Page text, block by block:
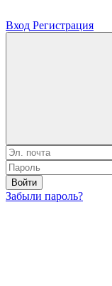
Вход Регистрация
Войти
Забыли пароль?